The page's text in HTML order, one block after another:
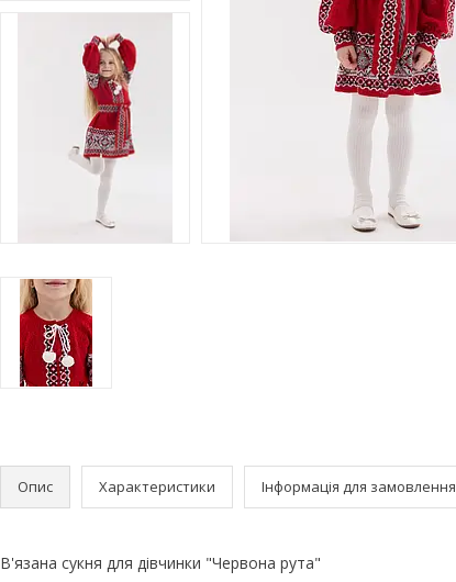
Опис Характеристики Інформація для замовлення
В'язана сукня для дівчинки "Червона рута"